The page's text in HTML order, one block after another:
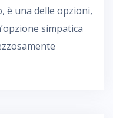
è una delle opzioni,
simpatica